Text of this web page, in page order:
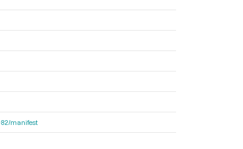
manifest